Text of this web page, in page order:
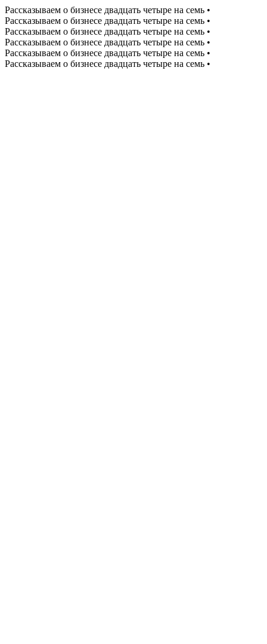
Рассказываем о бизнесе двадцать четыре на семь •
Рассказываем о бизнесе двадцать четыре на семь •
Рассказываем о бизнесе двадцать четыре на семь •
Рассказываем о бизнесе двадцать четыре на семь •
Рассказываем о бизнесе двадцать четыре на семь •
Рассказываем о бизнесе двадцать четыре на семь •